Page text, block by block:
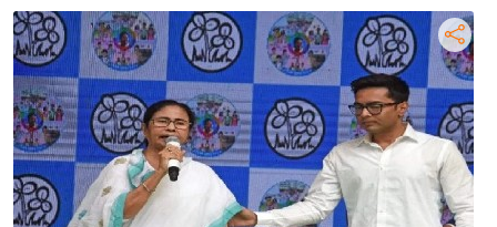
रा
ष्ट्री
य
अं
त
र्रा
ष्ट्री